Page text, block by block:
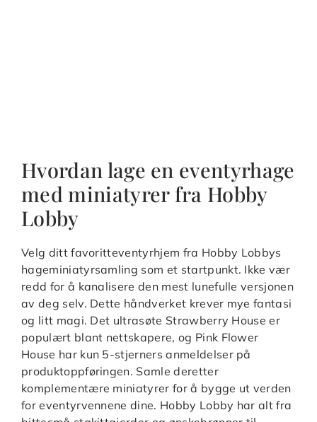
Hvordan lage en eventyrhage
med miniatyrer fra Hobby
Lobby
Velg ditt favoritteventyrhjem fra Hobby Lobbys
hageminiatyrsamling som et startpunkt. Ikke vær
redd for å kanalisere den mest lunefulle versjonen
av deg selv. Dette håndverket krever mye fantasi
og litt magi. Det ultrasøte Strawberry House er
populært blant nettskapere, og Pink Flower
House har kun 5-stjerners anmeldelser på
produktoppføringen. Samle deretter
komplementære miniatyrer for å bygge ut verden
for eventyrvennene dine. Hobby Lobby har alt fra